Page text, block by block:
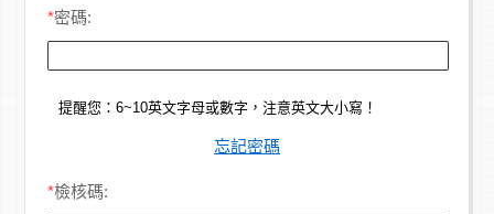
*密碼:
提醒您：6~10英文字母或數字，注意英文大小寫！
忘記密碼
*檢核碼: